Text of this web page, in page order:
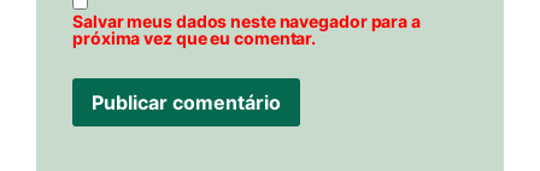
Salvar meus dados neste navegador para a
próxima vez que eu comentar.